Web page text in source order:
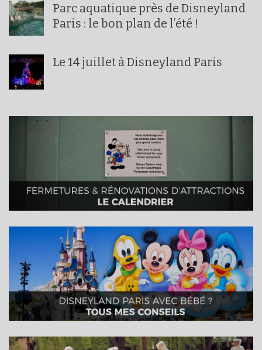
Parc aquatique près de Disneyland
Paris : le bon plan de l’été !
Le 14 juillet à Disneyland Paris